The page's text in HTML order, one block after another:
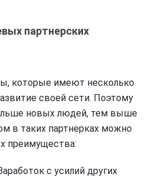
партнерских
которые имеют несколько
своей сети. Поэтому
новых людей, тем выше
в таких партнерках можно
преимущества:
с усилий других